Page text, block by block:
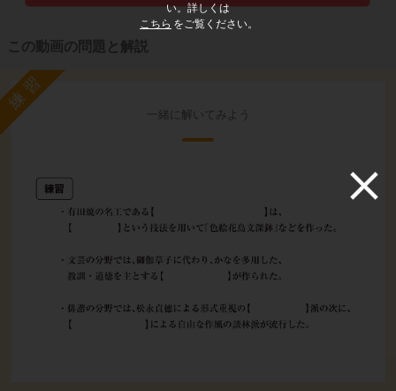
い。詳しくは
こちら をご覧ください。
この動画の問題と解説
練習
一緒に解いてみよう